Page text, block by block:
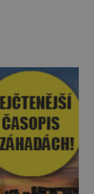
pouhou